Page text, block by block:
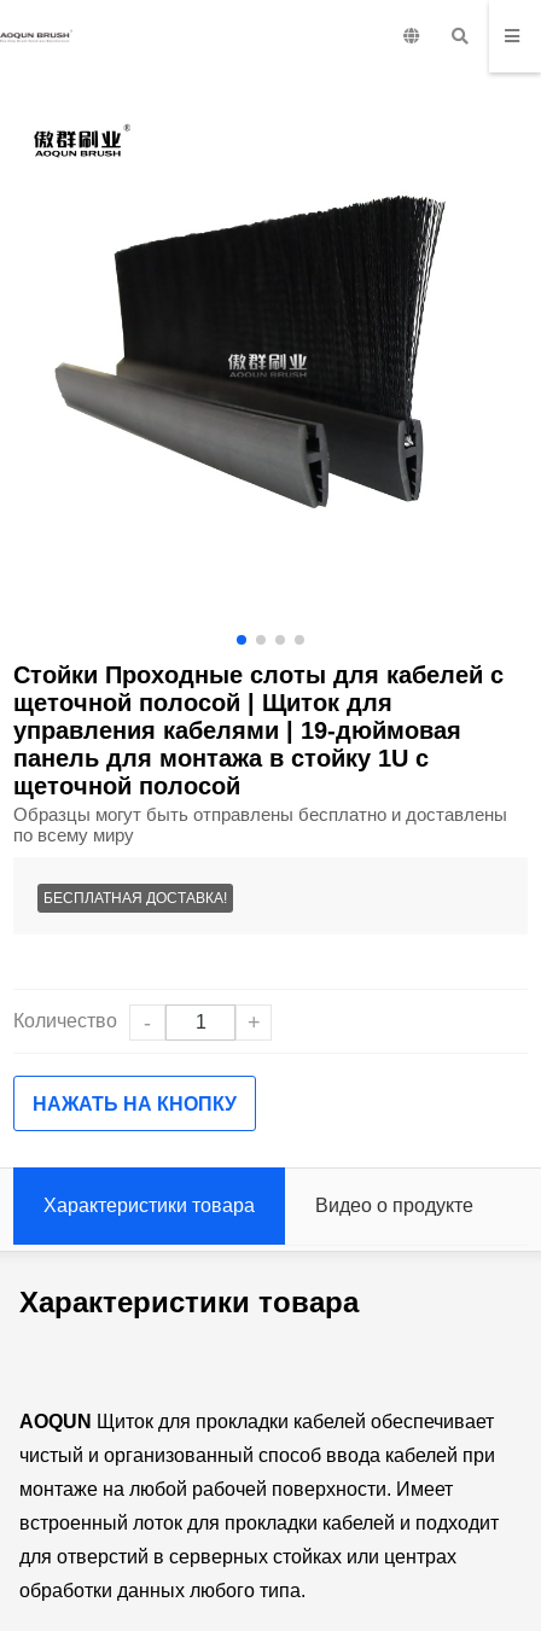
Стойки Проходные слоты для кабелей с
щеточной полосой | Щиток для
управления кабелями | 19-дюймовая
панель для монтажа в стойку 1U с
щеточной полосой
Образцы могут быть отправлены бесплатно и доставлены
по всему миру
БЕСПЛАТНАЯ ДОСТАВКА!
Количество - +
НАЖАТЬ НА КНОПКУ
Характеристики товара Видео о продукте
Характеристики товара
AOQUN Щиток для прокладки кабелей обеспечивает
чистый и организованный способ ввода кабелей при
монтаже на любой рабочей поверхности. Имеет
встроенный лоток для прокладки кабелей и подходит
для отверстий в серверных стойках или центрах
обработки данных любого типа.